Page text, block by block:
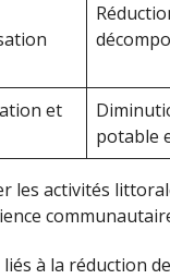
et
potable
les activités
à la réduction